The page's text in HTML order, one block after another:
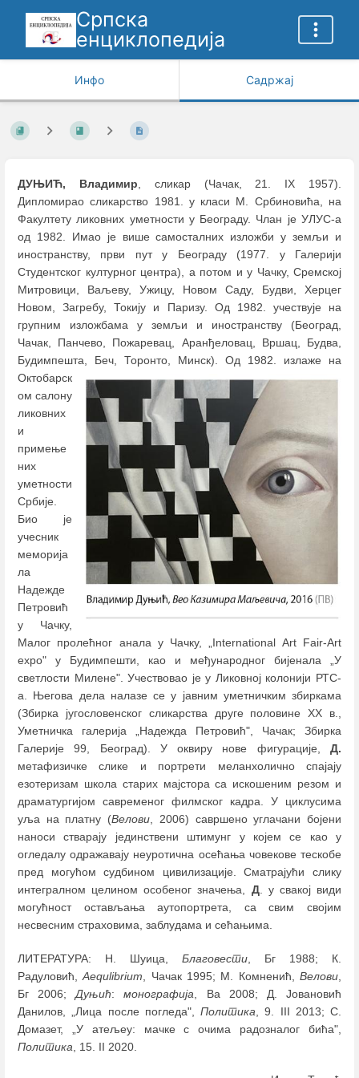
Српска
енциклопедија
Инфо Садржај
ДУЊИЋ, Владимир, сликар (Чачак, 21. IX 1957).
Дипломирао сликарство 1981. у класи М. Србиновића, на
Факултету ликовних уметности у Београду. Члан је УЛУС-а
од 1982. Имао је више самосталних изложби у земљи и
иностранству, први пут у Београду (1977. у Галерији
Студентског културног центра), а потом и у Чачку, Сремској
Митровици, Ваљеву, Ужицу, Новом Саду, Будви, Херцег
Новом, Загребу, Токију и Паризу. Од 1982. учествује на
групним изложбама у земљи и иностранству (Београд,
Чачaк, Панчево, Пожаревац, Аранђеловац, Вршац, Будва,
Будимпешта, Беч, Торонто, Минск). Од 1982. излаже на
Октобарск
ом салону
ликовних
и
примење
них
уметности
Србије.
Био је
учесник
меморија
ла
Надежде
Петровић
у Чачку,
Малог пролећног анала у Чачку, „International Art Fair-Art
expo" у Будимпешти, као и међународног бијенала „У
светлости Милене". Учествовао је у Ликовној колонији РТС-
а. Његова дела налазе се у јавним уметничким збиркама
(Збирка југословенског сликарства друге половине XX в.,
Уметничкa галеријa „Надежда Петровић", Чачак; Збирка
Галерије 99, Београд). У оквиру нове фигурације, Д.
метафизичке слике и портрети меланхолично спајају
езотеризам школа старих мајстора са искошеним резом и
драматургијом савременог филмског кадра. У циклусима
уља на платну (Велови, 2006) савршено углачани бојени
наноси стварају јединствени штимунг у којем се као у
огледалу одражавају неуротична осећања човекове тескобе
пред могућом судбином цивилизације. Сматрајући слику
интегралном целином особеног значења, Д. у свакој види
могућност остављања аутопортрета, са свим својим
несвесним страховима, заблудама и сећањима.
ЛИТЕРАТУРА: Н. Шуица, Благовести , Бг 1988; К.
Радуловић,Аеqulibrium , Чачак 1995; М. Комненић,Велови
Бг 2006;Дуњић:монографија , Ва 2008; Д. Јовановић
Данилов, „Лица после погледа", Политика , 9. III 2013; С.
Домазет, „У атељеу: мачке с очима радозналог бића",
Политика , 15. II 2020.